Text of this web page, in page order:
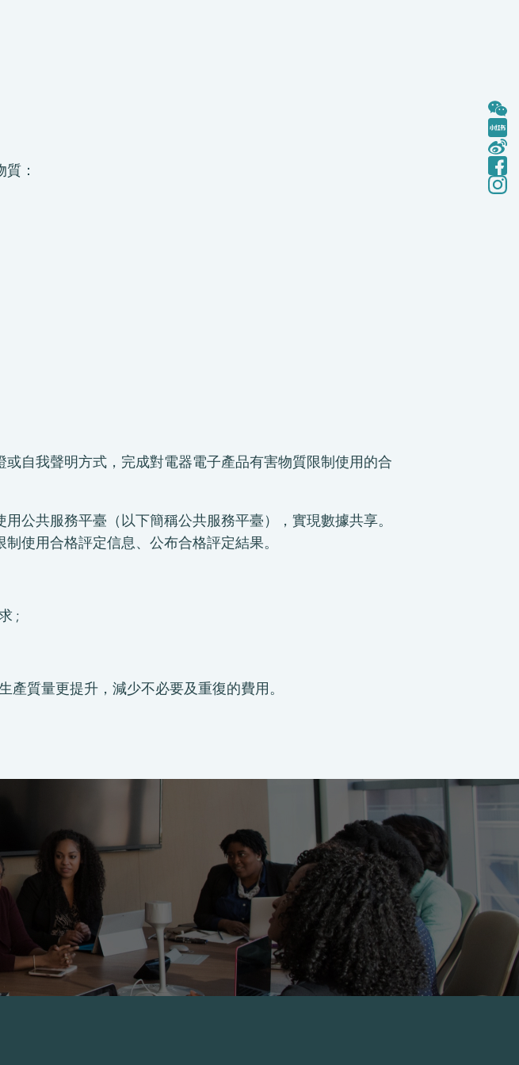
：
自我聲明方式，完成對電器電子產品有害物質限制使用的合
公共服務平臺（以下簡稱公共服務平臺），實現數據共享。
使用合格評定信息、公布合格評定結果。
;
質量更提升，減少不必要及重復的費用。